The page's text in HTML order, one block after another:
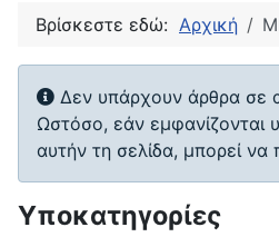
Βρίσκεστε εδώ: Αρχική
Πληροφορία
Δεν υπάρχουν άρθρα σε
Ωστόσο, εάν εμφανίζονται
αυτήν τη σελίδα, μπορεί να
Υποκατηγορίες